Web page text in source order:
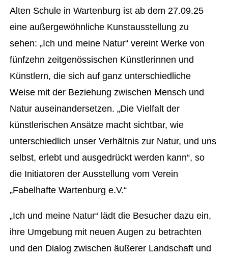
Alten Schule in Wartenburg ist ab dem 27.09.25
eine außergewöhnliche Kunstausstellung zu
sehen: „Ich und meine Natur“ vereint Werke von
fünfzehn zeitgenössischen Künstlerinnen und
Künstlern, die sich auf ganz unterschiedliche
Weise mit der Beziehung zwischen Mensch und
Natur auseinandersetzen. „Die Vielfalt der
künstlerischen Ansätze macht sichtbar, wie
unterschiedlich unser Verhältnis zur Natur, und uns
selbst, erlebt und ausgedrückt werden kann“, so
die Initiatoren der Ausstellung vom Verein
„Fabelhafte Wartenburg e.V.“
„Ich und meine Natur“ lädt die Besucher dazu ein,
ihre Umgebung mit neuen Augen zu betrachten
und den Dialog zwischen äußerer Landschaft und